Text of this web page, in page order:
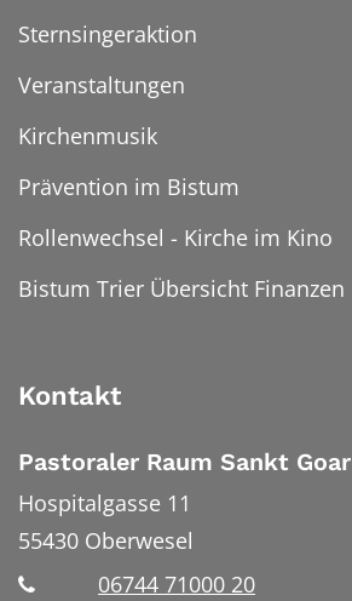
Sternsingeraktion
Veranstaltungen
Kirchenmusik
Prävention im Bistum
Rollenwechsel - Kirche im Kino
Bistum Trier Übersicht Finanzen
Kontakt
Pastoraler Raum Sankt Goar
Hospitalgasse 11
55430 Oberwesel
06744 71000 20